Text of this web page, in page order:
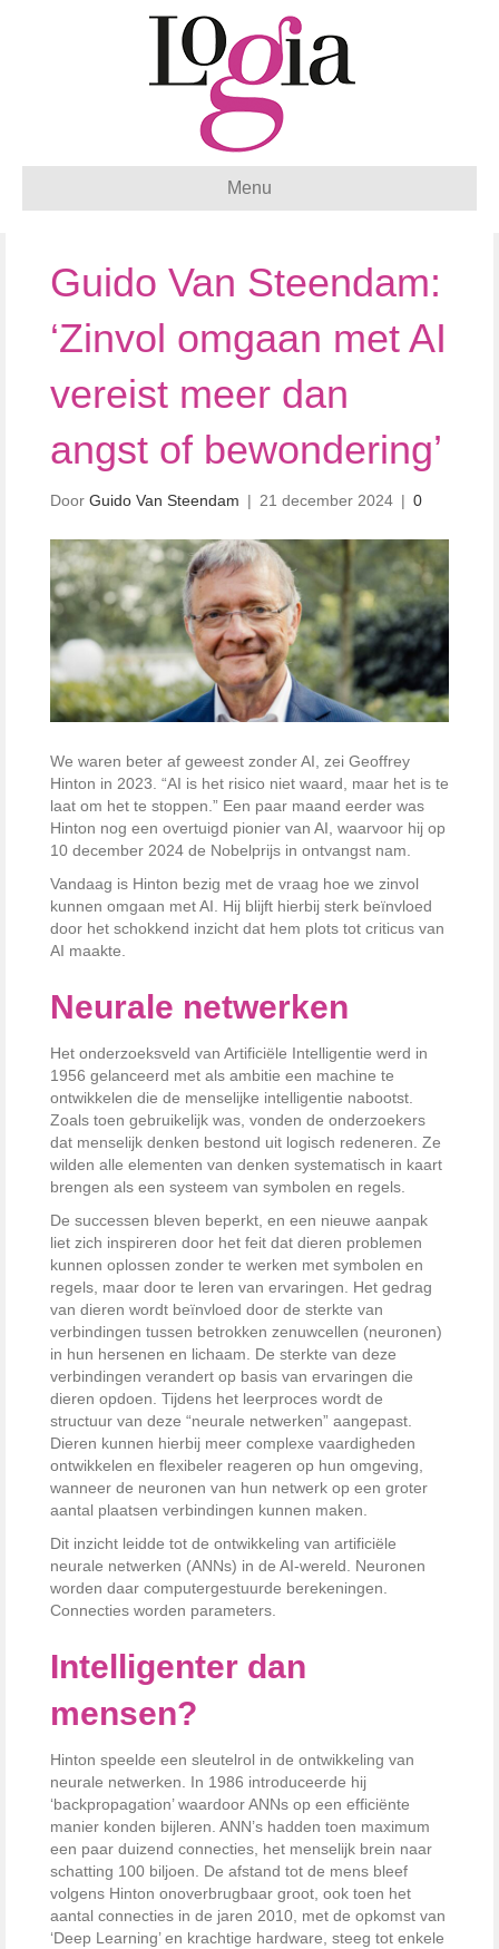
Menu
Guido Van Steendam:
‘Zinvol omgaan met AI
vereist meer dan
angst of bewondering’
Door Guido Van Steendam | 21 december 2024 | 0
We waren beter af geweest zonder AI, zei Geoffrey
Hinton in 2023. “AI is het risico niet waard, maar het is te
laat om het te stoppen.” Een paar maand eerder was
Hinton nog een overtuigd pionier van AI, waarvoor hij op
10 december 2024 de Nobelprijs in ontvangst nam.
Vandaag is Hinton bezig met de vraag hoe we zinvol
kunnen omgaan met AI. Hij blijft hierbij sterk beïnvloed
door het schokkend inzicht dat hem plots tot criticus van
AI maakte.
Neurale netwerken
Het onderzoeksveld van Artificiële Intelligentie werd in
1956 gelanceerd met als ambitie een machine te
ontwikkelen die de menselijke intelligentie nabootst.
Zoals toen gebruikelijk was, vonden de onderzoekers
dat menselijk denken bestond uit logisch redeneren. Ze
wilden alle elementen van denken systematisch in kaart
brengen als een systeem van symbolen en regels.
De successen bleven beperkt, en een nieuwe aanpak
liet zich inspireren door het feit dat dieren problemen
kunnen oplossen zonder te werken met symbolen en
regels, maar door te leren van ervaringen. Het gedrag
van dieren wordt beïnvloed door de sterkte van
verbindingen tussen betrokken zenuwcellen (neuronen)
in hun hersenen en lichaam. De sterkte van deze
verbindingen verandert op basis van ervaringen die
dieren opdoen. Tijdens het leerproces wordt de
structuur van deze “neurale netwerken” aangepast.
Dieren kunnen hierbij meer complexe vaardigheden
ontwikkelen en flexibeler reageren op hun omgeving,
wanneer de neuronen van hun netwerk op een groter
aantal plaatsen verbindingen kunnen maken.
Dit inzicht leidde tot de ontwikkeling van artificiële
neurale netwerken (ANNs) in de AI-wereld. Neuronen
worden daar computergestuurde berekeningen.
Connecties worden parameters.
Intelligenter dan
mensen?
Hinton speelde een sleutelrol in de ontwikkeling van
neurale netwerken. In 1986 introduceerde hij
‘backpropagation’ waardoor ANNs op een efficiënte
manier konden bijleren. ANN’s hadden toen maximum
een paar duizend connecties, het menselijk brein naar
schatting 100 biljoen. De afstand tot de mens bleef
volgens Hinton onoverbrugbaar groot, ook toen het
aantal connecties in de jaren 2010, met de opkomst van
‘Deep Learning’ en krachtige hardware, steeg tot enkele